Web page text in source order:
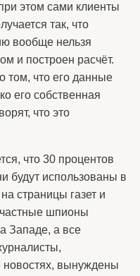
этом сами клиенты
так, что
вообще нельзя
и построен расчёт.
том, что его данные
его собственная
что это
что 30 процентов
будут использованы в
страницы газет и
шпионы
Западе, а все
новостях, вынуждены